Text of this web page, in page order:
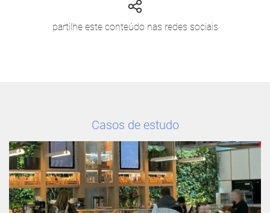
partilhe este conteúdo nas redes sociais
Casos de estudo